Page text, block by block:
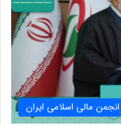
انجمن مالی اسلامی ایران